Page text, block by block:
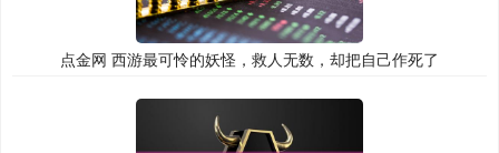
点金网 西游最可怜的妖怪，救人无数，却把自己作死了